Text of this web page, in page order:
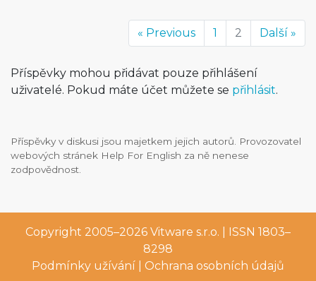
« Previous 1 2 Další »
Příspěvky mohou přidávat pouze přihlášení
uživatelé. Pokud máte účet můžete se přihlásit.
Příspěvky v diskusi jsou majetkem jejich autorů. Provozovatel
webových stránek Help For English za ně nenese
zodpovědnost.
Copyright 2005–2026 Vitware s.r.o. | ISSN 1803–
8298
Podmínky užívání
Ochrana osobních údajů